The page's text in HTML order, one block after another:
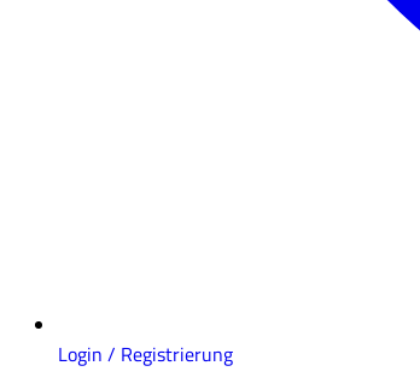
Login / Registrierung